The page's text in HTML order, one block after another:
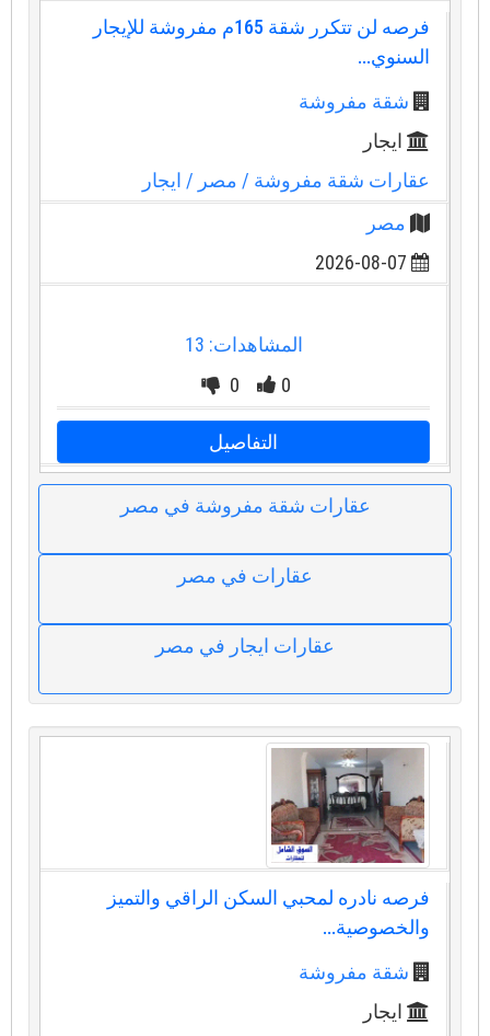
فرصه لن تتكرر شقة 165م مفروشة للإيجار
السنوي...
شقة مفروشة
ايجار
عقارات شقة مفروشة / مصر / ايجار
مصر
المشاهدات: 13
0
0
التفاصيل
عقارات شقة مفروشة في مصر
عقارات في مصر
عقارات ايجار في مصر
فرصه نادره لمحبي السكن الراقي والتميز
والخصوصية...
شقة مفروشة
ايجار